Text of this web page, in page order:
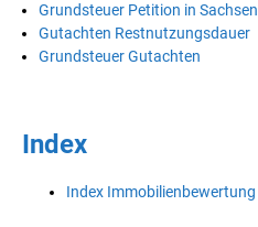
Grundsteuer Petition in Sachsen
Gutachten Restnutzungsdauer
Grundsteuer Gutachten
Index
Index Immobilienbewertung